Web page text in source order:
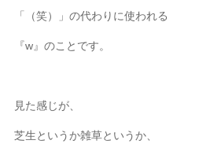
「（笑）」の代わりに使われる
『w』のことです。
見た感じが、
芝生というか雑草というか、